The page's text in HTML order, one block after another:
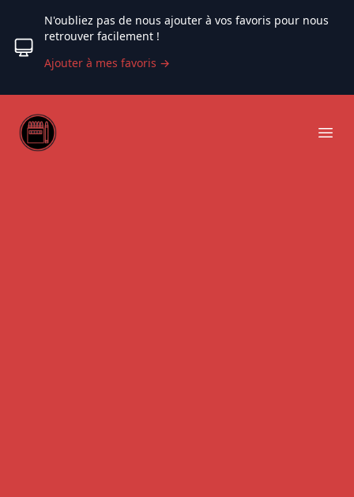
N'oubliez pas de nous ajouter à vos favoris pour nous
retrouver facilement !
Ajouter à mes favoris →
Web coloriage